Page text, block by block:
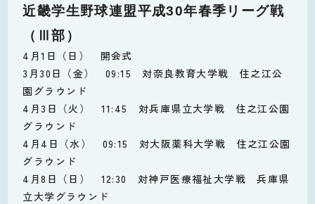
近畿学生野球連盟平成30年春季リーグ戦
（Ⅲ部）
4月1日（日） 開会式
3月30日（金） 09:15 対奈良教育大学戦 住之江公
園グラウンド
4月3日（火） 11:45 対兵庫県立大学戦 住之江公園
グラウンド
4月4日（水） 09:15 対大阪薬科大学戦 住之江公園
グラウンド
4月8日（日） 12:30 対神戸医療福祉大学戦 兵庫県
立大学グラウンド